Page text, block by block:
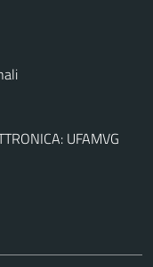
UFAMVG